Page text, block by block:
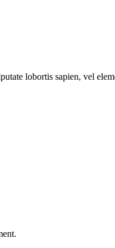
lobortis sapien, vel